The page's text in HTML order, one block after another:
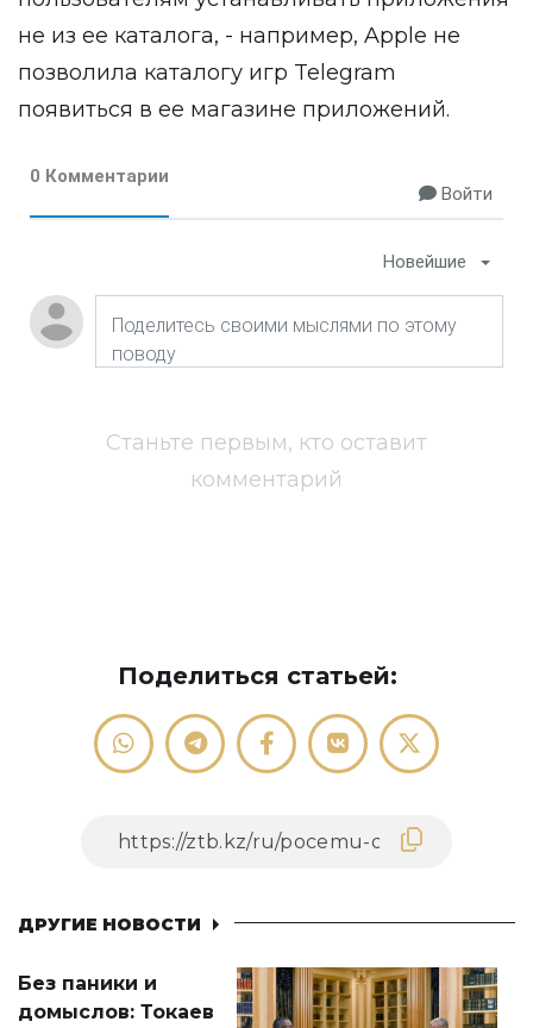
не из ее каталога, - например, Apple не
позволила каталогу игр Telegram
появиться в ее магазине приложений.
0 Комментарии
Войти
Новейшие
Станьте первым, кто оставит
комментарий
Поделиться статьей:
ДРУГИЕ НОВОСТИ
Без паники и
домыслов: Токаев